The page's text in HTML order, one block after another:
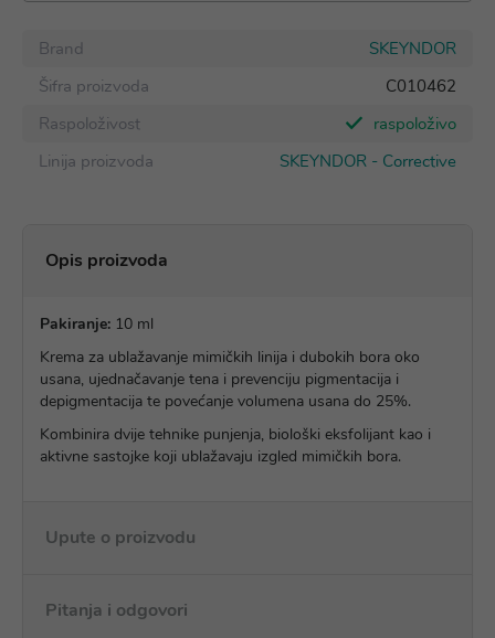
Brand
SKEYNDOR
Šifra proizvoda
C010462
Raspoloživost
raspoloživo
Linija proizvoda
SKEYNDOR - Corrective
Opis proizvoda
Pakiranje: 10 ml
Krema za ublažavanje mimičkih linija i dubokih bora oko
usana, ujednačavanje tena i prevenciju pigmentacija i
depigmentacija te povećanje volumena usana do 25%.
Kombinira dvije tehnike punjenja, biološki eksfolijant kao i
aktivne sastojke koji ublažavaju izgled mimičkih bora.
Upute o proizvodu
Pitanja i odgovori